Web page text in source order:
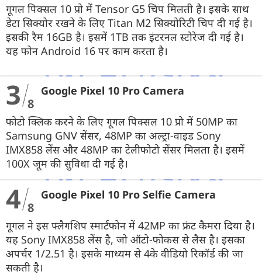
गूगल पिक्सल 10 प्रो में Tensor G5 चिप मिलती है। इसके साथ
डेटा सिक्योर रखने के लिए Titan M2 सिक्योरिटी चिप दी गई है।
इसकी रैम 16GB है। इसमें 1TB तक इंटरनल स्टोरेज दी गई है।
यह फोन Android 16 पर काम करता है।
3 8
Google Pixel 10 Pro Camera
फोटो क्लिक करने के लिए गूगल पिक्सल 10 प्रो में 50MP का
Samsung GNV सेंसर, 48MP का अल्ट्रा-वाइड Sony
IMX858 लेंस और 48MP का टेलीफोटो सेंसर मिलता है। इसमें
100X जूम की सुविधा दी गई है।
4 8
Google Pixel 10 Pro Selfie Camera
गूगल ने इस फ्लैगशिप स्मार्टफोन में 42MP का फ्रंट कैमरा दिया है।
यह Sony IMX858 लेंस है, जो ऑटो-फोकस से लैस है। इसका
अपर्चर 1/2.51 है। इसके माध्यम से 4के वीडियो रिकॉर्ड की जा
सकती है।